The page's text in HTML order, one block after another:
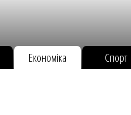
Економіка Спорт